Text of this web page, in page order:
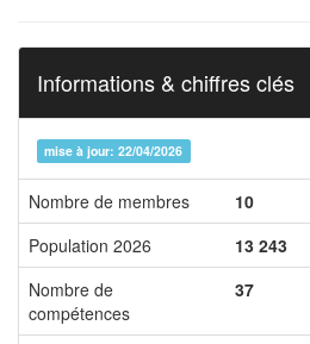
Informations & chiffres clés
mise à jour: 22/04/2026
Nombre de membres 10
Population 2026
13 243
Nombre de
compétences
37